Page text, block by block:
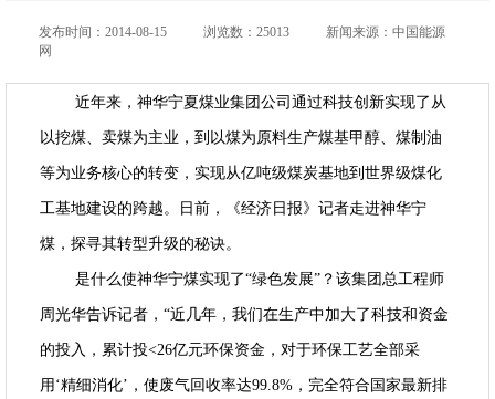
发布时间：2014-08-15 浏览数：25013
新闻来源：中国能源
网
近年来，神华宁夏煤业集团公司通过科技创新实现了从
以挖煤、卖煤为主业，到以煤为原料生产煤基甲醇、煤制油
等为业务核心的转变，实现从亿吨级煤炭基地到世界级煤化
工基地建设的跨越。日前，《经济日报》记者走进神华宁
煤，探寻其转型升级的秘诀。
是什么使神华宁煤实现了“绿色发展”？该集团总工程师
周光华告诉记者，“近几年，我们在生产中加大了科技和资金
的投入，累计投<26亿元环保资金，对于环保工艺全部采
用‘精细消化’，使废气回收率达99.8%，完全符合国家最新排